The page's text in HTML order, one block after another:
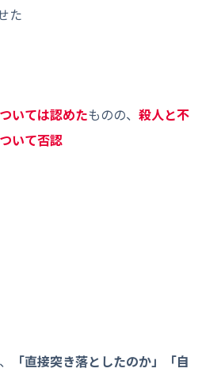
た
いては認めたものの、 殺人と不
いて否認
「直接突き落としたのか」「自